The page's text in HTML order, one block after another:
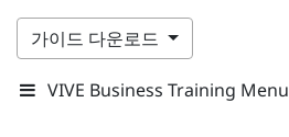
가이드 다운로드
VIVE Business Training Menu